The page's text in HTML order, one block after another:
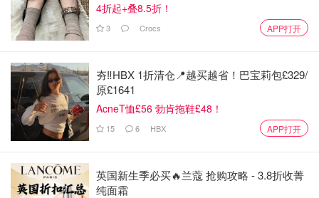
煲仔饭的酱油：
✅糖
✅耗油
✅少许水
4折起+叠8.5折！
3 Crocs APP打开
夯‼️HBX 1折清仓📍越买越省！巴宝莉包£329/
原£1641
AcneT恤£56 勃肯拖鞋£48！
15 6 HBX APP打开
英国新生季必买🔥兰蔻 抢购攻略 - 3.8折收菁
纯面霜